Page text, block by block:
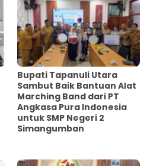
Bupati Tapanuli Utara
Sambut Baik Bantuan Alat
Marching Band dari PT
Angkasa Pura Indonesia
untuk SMP Negeri 2
Simangumban